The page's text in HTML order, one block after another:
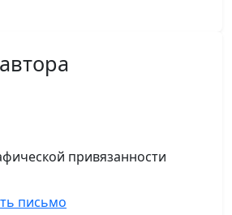
привязанности
письмо